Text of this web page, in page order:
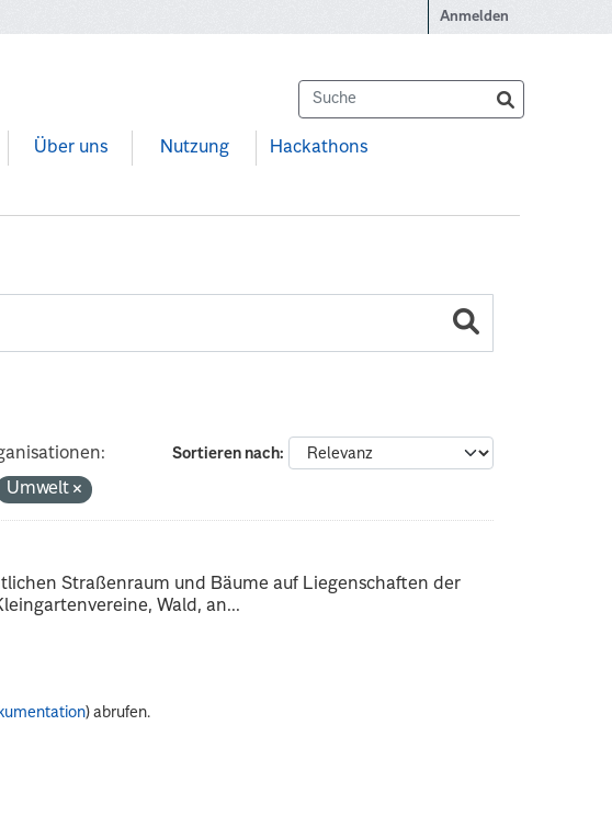
Anmelden
Über uns Nutzung Hackathons
Sortieren nach
Umwelt
Straßenraum und Bäume auf Liegenschaften der
Wald, an...
) abrufen.